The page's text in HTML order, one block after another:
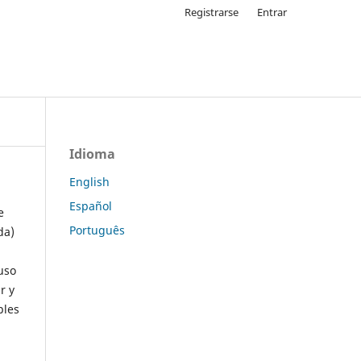
Registrarse Entrar
y
Idioma
English
Español
Português